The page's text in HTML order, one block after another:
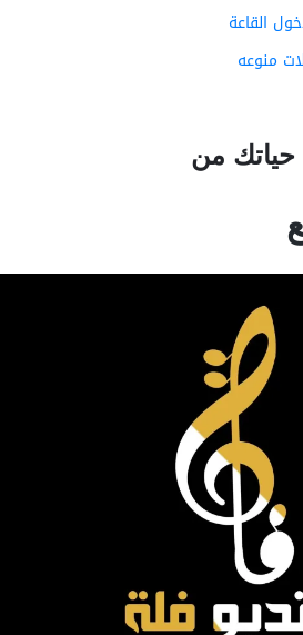
القاعة
منوعه
من